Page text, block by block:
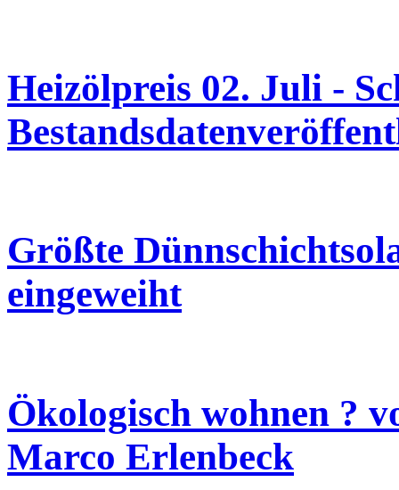
Heizölpreis 02. Juli -
Größte
eingeweiht
Ökologisch wohnen ?
Marco Erlenbeck